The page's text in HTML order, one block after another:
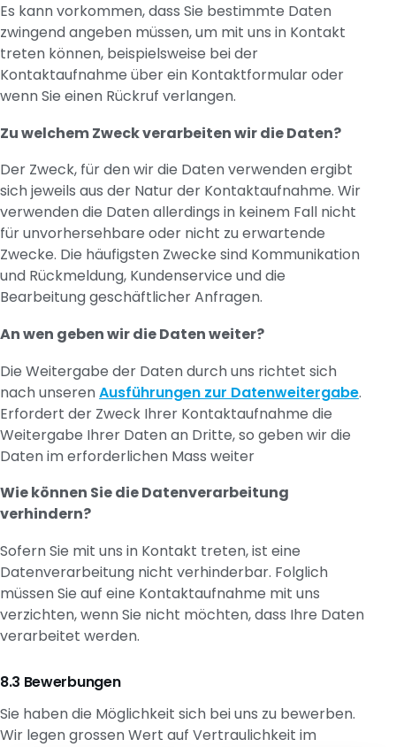
Es kann vorkommen, dass Sie bestimmte Daten
zwingend angeben müssen, um mit uns in Kontakt
treten können, beispielsweise bei der
Kontaktaufnahme über ein Kontaktformular oder
wenn Sie einen Rückruf verlangen.
Zu welchem Zweck verarbeiten wir die Daten?
Der Zweck, für den wir die Daten verwenden ergibt
sich jeweils aus der Natur der Kontaktaufnahme. Wir
verwenden die Daten allerdings in keinem Fall nicht
für unvorhersehbare oder nicht zu erwartende
Zwecke. Die häufigsten Zwecke sind Kommunikation
und Rückmeldung, Kundenservice und die
Bearbeitung geschäftlicher Anfragen.
An wen geben wir die Daten weiter?
Die Weitergabe der Daten durch uns richtet sich
nach unserenAusführungen zur Datenweitergabe.
Erfordert der Zweck Ihrer Kontaktaufnahme die
Weitergabe Ihrer Daten an Dritte, so geben wir die
Daten im erforderlichen Mass weiter
Wie können Sie die Datenverarbeitung
verhindern?
Sofern Sie mit uns in Kontakt treten, ist eine
Datenverarbeitung nicht verhinderbar. Folglich
müssen Sie auf eine Kontaktaufnahme mit uns
verzichten, wenn Sie nicht möchten, dass Ihre Daten
verarbeitet werden.
Bewerbungen
Sie haben die Möglichkeit sich bei uns zu bewerben.
Wir legen grossen Wert auf Vertraulichkeit im